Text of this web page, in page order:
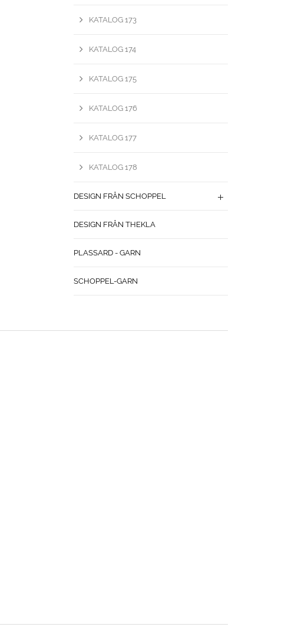
KATALOG 173
KATALOG 174
KATALOG 175
KATALOG 176
KATALOG 177
KATALOG 178
DESIGN FRÅN SCHOPPEL
DESIGN FRÅN THEKLA
PLASSARD - GARN
SCHOPPEL-GARN